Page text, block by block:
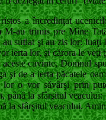
a încredinţat
M-au trimis pre Mine
au suflat şi au zis lor: luaţi
ierta lor, şi cărora le veţi
cuvinte, Domnul
şi de a ierta păcatele
o vor săvârşi prin
până la sfârşitul
la sfârşitul veacului.